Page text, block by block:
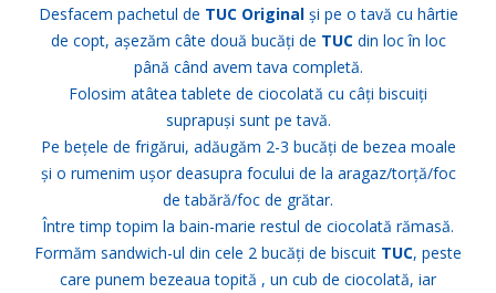
Desfacem pachetul de TUC Originalși pe o tavă cu hârtie
de copt, așezăm câte două bucăți de TUCdin loc în loc
până când avem tava completă.
Folosim atâtea tablete de ciocolată cu câți biscuiți
suprapuși sunt pe tavă.
Pe bețele de frigărui, adăugăm 2-3 bucăți de bezea moale
și o rumenim ușor deasupra focului de la aragaz/torță/foc
de tabără/foc de grătar.
Între timp topim la bain-marie restul de ciocolată rămasă.
Formăm sandwich-ul din cele 2 bucăți de biscuit TUC, peste
care punem bezeaua topită , un cub de ciocolată, iar